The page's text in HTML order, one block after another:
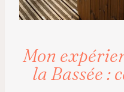
Mon
la Bassée :